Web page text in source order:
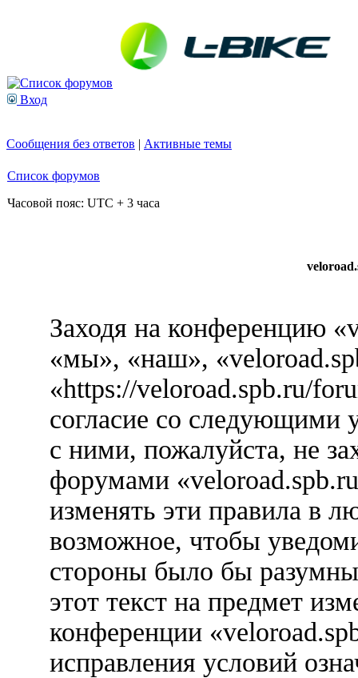
Вход
Сообщения без ответов | Активные темы
Список форумов
Часовой пояс: UTC + 3 часа
Заходя на конференцию
«мы», «наш»,
«https://veloroad.spb.ru/
согласие со следующими
с ними, пожалуйста, не
форумами
изменять эти правила в
возможное, чтобы
стороны было бы
этот текст на предмет
конференции
исправления условий